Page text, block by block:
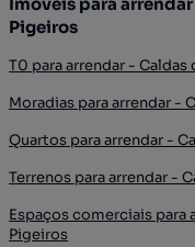
Pigeiros
T0 para arrendar -
Moradias para arrendar -
Quartos para arrendar -
Terrenos para arrendar -
Espaços comerciais para
Pigeiros